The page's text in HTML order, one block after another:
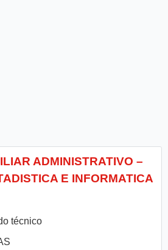
ADMINISTRATIVO –
E INFORMATICA
técnico